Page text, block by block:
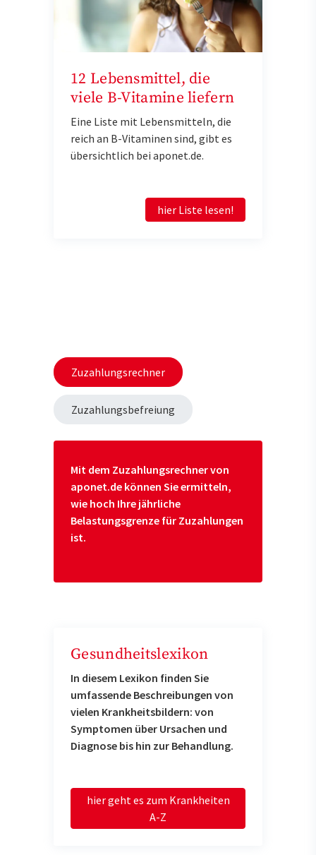
12 Lebensmittel, die
viele B-Vitamine liefern
Eine Liste mit Lebensmitteln, die
reich an B-Vitaminen sind, gibt es
übersichtlich bei aponet.de.
hier Liste lesen!
Zuzahlungsrechner
Zuzahlungsbefreiung
Mit dem Zuzahlungsrechnervon
aponet.de können Sie ermitteln,
wie hoch Ihre jährliche
Belastungsgrenze für Zuzahlungen
ist.
Gesundheitslexikon
In diesem Lexikon finden Sie
umfassende Beschreibungen von
vielen Krankheitsbildern: von
Symptomen über Ursachen und
Diagnose bis hin zur Behandlung.
hier geht es zum Krankheiten
A-Z